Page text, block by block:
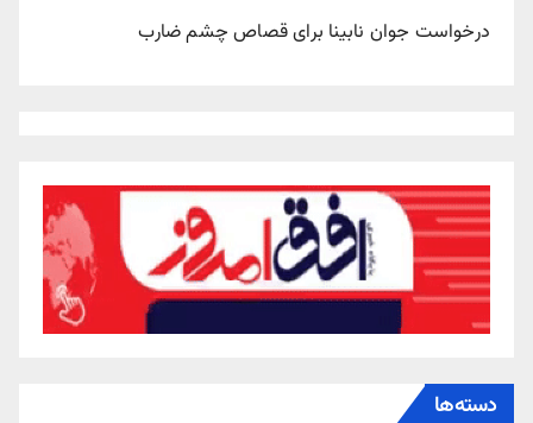
درخواست جوان نابینا برای قصاص چشم ضارب
دسته‌ها